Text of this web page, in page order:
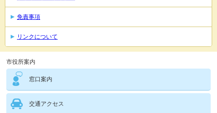
免責事項
リンクについて
市役所案内
窓口案内
交通アクセス